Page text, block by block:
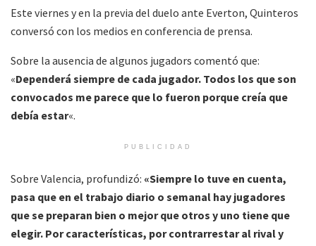
Este viernes y en la previa del duelo ante Everton, Quinteros
conversó con los medios en conferencia de prensa.
Sobre la ausencia de algunos jugadors comentó que:
«Dependerá siempre de cada jugador. Todos los que son
convocados me parece que lo fueron porque creía que
debía estar«.
PUBLICIDAD
Sobre Valencia, profundizó: «Siempre lo tuve en cuenta,
pasa que en el trabajo diario o semanal hay jugadores
que se preparan bien o mejor que otros y uno tiene que
elegir. Por características, por contrarrestar al rival y